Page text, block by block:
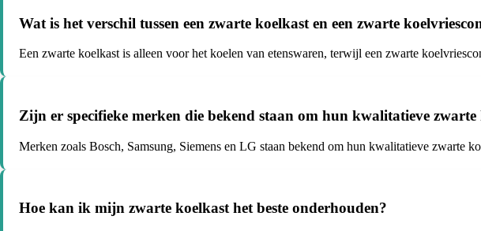
Wat is het verschil tussen een zwarte koelkast en een zwarte
Een zwarte koelkast is alleen voor het koelen van etenswaren, terwijl een zwarte
Zijn er specifieke merken die bekend staan om hun kwalitatieve zwarte
Merken zoals Bosch, Samsung, Siemens en LG staan bekend om hun kwalitatieve zwarte
Hoe kan ik mijn zwarte koelkast het beste onderhouden?